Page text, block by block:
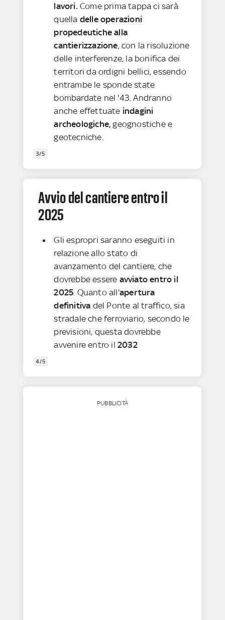
lavori.Come prima tappa ci sarà
quella delle operazioni
propedeutiche alla
cantierizzazione, con la risoluzione
delle interferenze, la bonifica dei
territori da ordigni bellici, essendo
entrambe le sponde state
bombardate nel '43. Andranno
anche effettuate indagini
archeologiche, geognostiche e
geotecniche.
3/5
Avvio del cantiere entro il
2025
Gli espropri saranno eseguiti in
relazione allo stato di
avanzamento del cantiere, che
dovrebbe essere avviato entro il
2025 . Quanto all'apertura
definitiva del Ponte al traffico, sia
stradale che ferroviario, secondo le
previsioni, questa dovrebbe
avvenire entro il2032
4/5
PUBBLICITÀ